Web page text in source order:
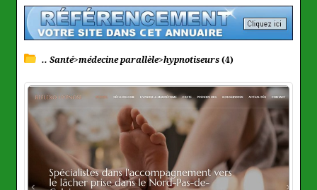
.. Santé>médecine parallèle>hypnotiseurs(4)